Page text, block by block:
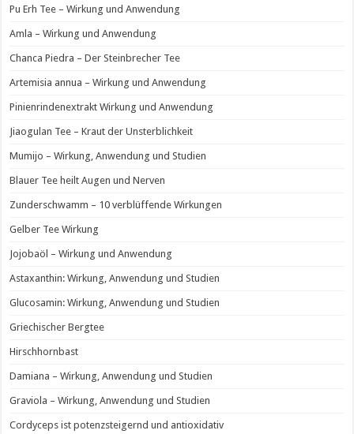
Pu Erh Tee – Wirkung und Anwendung
Amla – Wirkung und Anwendung
Chanca Piedra – Der Steinbrecher Tee
Artemisia annua – Wirkung und Anwendung
Pinienrindenextrakt Wirkung und Anwendung
Jiaogulan Tee – Kraut der Unsterblichkeit
Mumijo – Wirkung, Anwendung und Studien
Blauer Tee heilt Augen und Nerven
Zunderschwamm – 10 verblüffende Wirkungen
Gelber Tee Wirkung
Jojobaöl – Wirkung und Anwendung
Astaxanthin: Wirkung, Anwendung und Studien
Glucosamin: Wirkung, Anwendung und Studien
Griechischer Bergtee
Hirschhornbast
Damiana – Wirkung, Anwendung und Studien
Graviola – Wirkung, Anwendung und Studien
Cordyceps ist potenzsteigernd und antioxidativ